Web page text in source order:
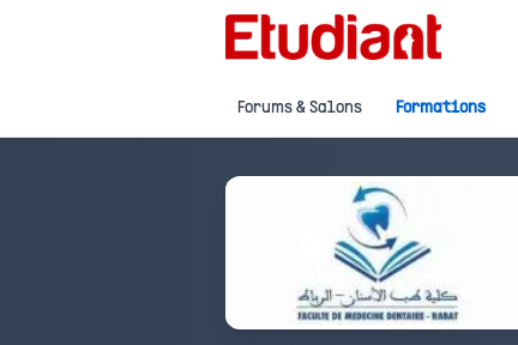
Forums & Salons Formations